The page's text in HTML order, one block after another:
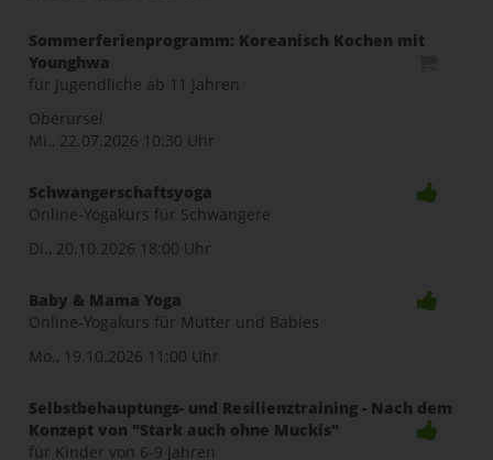
Sommerferienprogramm: Koreanisch Kochen mit
Younghwa
für Jugendliche ab 11 Jahren
Oberursel
Mi., 22.07.2026 10:30 Uhr
Schwangerschaftsyoga
Online-Yogakurs für Schwangere
Di., 20.10.2026 18:00 Uhr
Baby & Mama Yoga
Online-Yogakurs für Mütter und Babies
Mo., 19.10.2026 11:00 Uhr
Selbstbehauptungs- und Resilienztraining - Nach dem
Konzept von "Stark auch ohne Muckis"
für Kinder von 6-9 Jahren